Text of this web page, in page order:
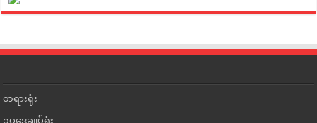
တရားရုံး
ဥပဒေချုပ်ရုံး